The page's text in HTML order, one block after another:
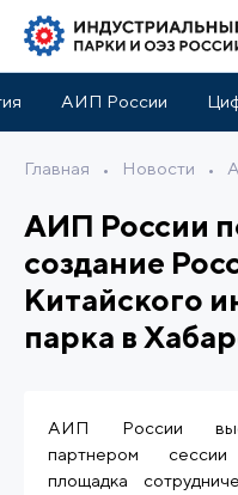
АИП России
Главная • Новости •
АИП России
создание
Китайского
парка в
АИП России
партнером
площадка